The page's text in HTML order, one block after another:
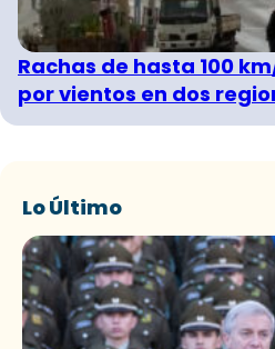
Rachas de hasta 100
por vientos en dos
Lo Último